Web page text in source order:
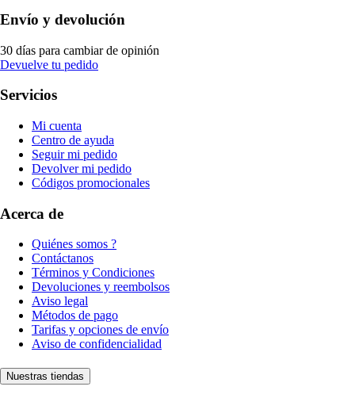
Envío y devolución
30 días para cambiar de opinión
Devuelve tu pedido
Servicios
Mi cuenta
Centro de ayuda
Seguir mi pedido
Devolver mi pedido
Códigos promocionales
Acerca de
Quiénes somos ?
Contáctanos
Términos y Condiciones
Devoluciones y reembolsos
Aviso legal
Métodos de pago
Tarifas y opciones de envío
Aviso de confidencialidad
Nuestras tiendas